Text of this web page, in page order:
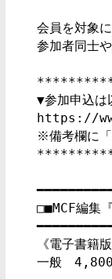
会員を対象
参加者同士
▼参加申込は
https://
※備考欄に「
□■MCF編集
《電子書籍版
一般　4,800